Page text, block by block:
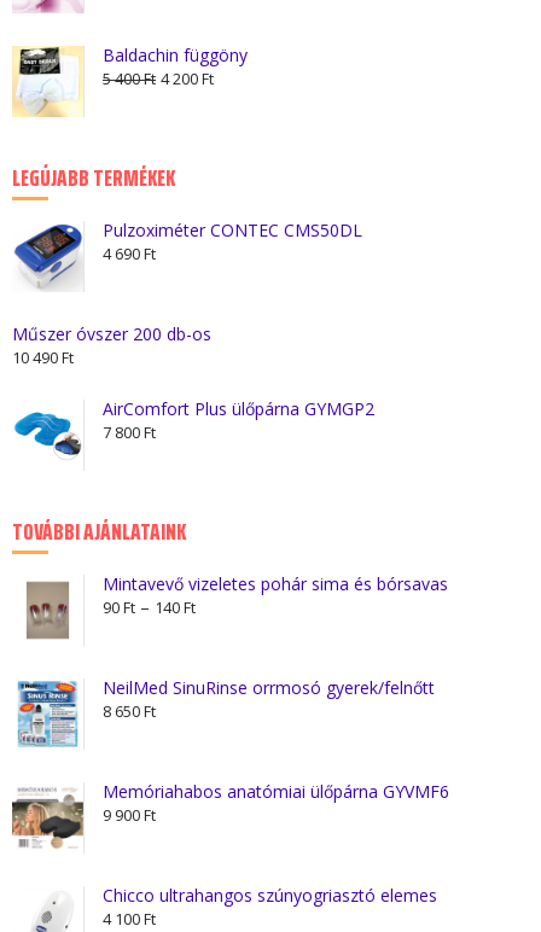
2
990 Ft.
2
550 Ft.
Baldachin függöny
5 400Ft Original
400 Ft.
4 200FtCurrent
LEGÚJABB TERMÉKEK
Pulzoximéter CONTEC CMS50DL
4 690Ft
Műszer óvszer 200 db-os
10 490Ft
AirComfort Plus ülőpárna GYMGP2
7 800Ft
TOVÁBBI AJÁNLATAINK
Mintavevő vizeletes pohár sima és bórsavas
90Ft – 140FtÁrtartomány:
140 Ft
NeilMed SinuRinse orrmosó gyerek/felnőtt
8 650Ft
Memóriahabos anatómiai ülőpárna GYVMF6
9 900Ft
Chicco ultrahangos szúnyogriasztó elemes
4 100Ft